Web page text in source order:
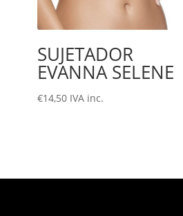
SUJETADOR
EVANNA SELENE
€14,50 IVA inc.